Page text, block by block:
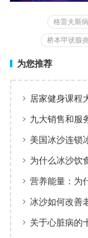
格雷夫斯
桥本甲状腺
为您推荐
居家健身课程
九大销售和服
美国冰沙连锁
为什么冰沙饮
营养能量：为
冰沙如何改善
关于心脏病的